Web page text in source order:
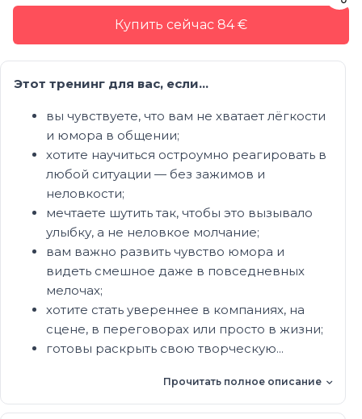
Этот тренинг для вас, если…
вы чувствуете, что вам не хватает лёгкости
и юмора в общении;
хотите научиться остроумно реагировать в
любой ситуации — без зажимов и
неловкости;
мечтаете шутить так, чтобы это вызывало
улыбку, а не неловкое молчание;
вам важно развить чувство юмора и
видеть смешное даже в повседневных
мелочах;
хотите стать увереннее в компаниях, на
сцене, в переговорах или просто в жизни;
готовы раскрыть свою творческую...
Прочитать полное описание
Купить сейчас 84 €